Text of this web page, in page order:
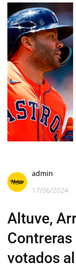
admin
17/06/2024
Altuve,
votados